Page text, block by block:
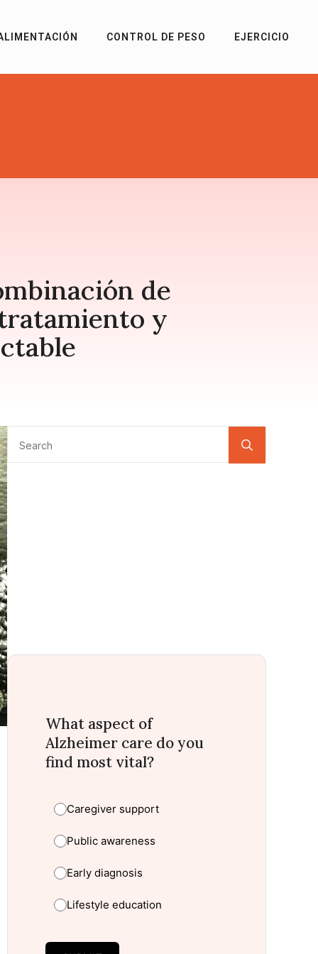
CONTROL DE PESO EJERCICIO
de
y
What aspect of
Alzheimer care do you
find most vital?
Caregiver support
Public awareness
Early diagnosis
Lifestyle education